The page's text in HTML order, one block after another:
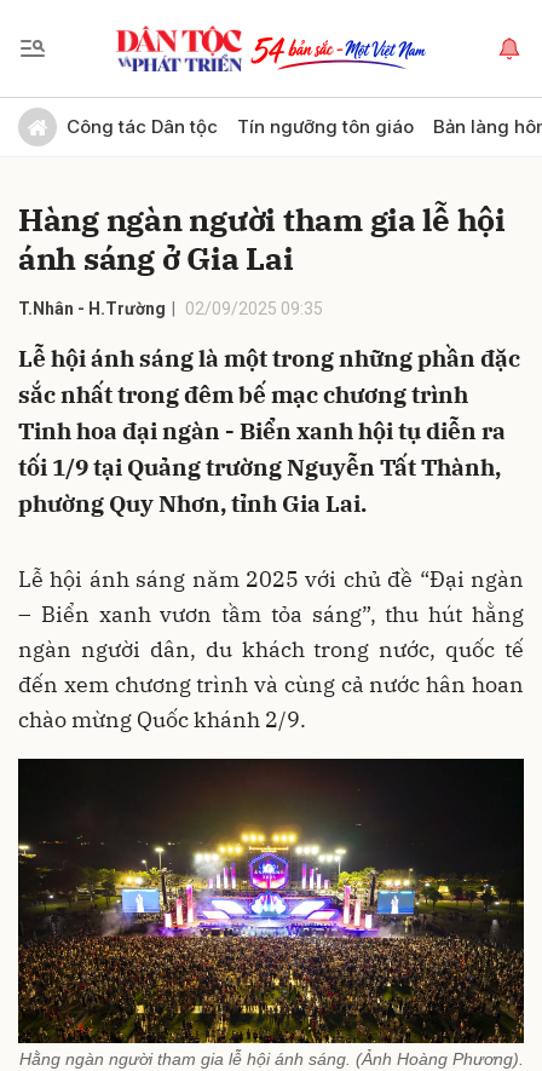
Công tác Dân tộc Tín ngưỡng tôn giáo Bản làng
Hàng ngàn người tham gia lễ hội
ánh sáng ở Gia Lai
T.Nhân - H.Trường 02/09/2025 09:35
Lễ hội ánh sáng là một trong những phần đặc
sắc nhất trong đêm bế mạc chương trình
Tinh hoa đại ngàn - Biển xanh hội tụ diễn ra
tối 1/9 tại Quảng trường Nguyễn Tất Thành,
phường Quy Nhơn, tỉnh Gia Lai.
Lễ hội ánh sáng năm 2025 với chủ đề “Đại ngàn
– Biển xanh vươn tầm tỏa sáng”, thu hút hằng
ngàn người dân, du khách trong nước, quốc tế
đến xem chương trình và cùng cả nước hân hoan
chào mừng Quốc khánh 2/9.
Hằng ngàn người tham gia lễ hội ánh sáng. (Ảnh Hoàng Phương).
Gửi bình luận
Hủy Gửi